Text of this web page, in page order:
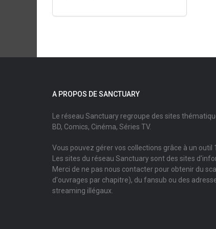
A PROPOS DE SANCTUARY
Le réseau Sanctuary regroupe des sites
BD, Comics, Cinéma, Séries TV.
Vous pouvez gérer vos collections grâce à un outil
Les sites du réseau Sanctuary sont des sites
Merci de ne pas nous contacter pour obtenir du
d'ouvrages par chapitre), du fansub ou des
streaming illégaux.